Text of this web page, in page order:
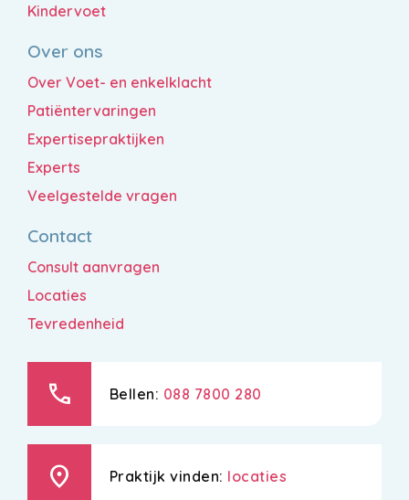
Kindervoet
Over ons
Over Voet- en enkelklacht
Patiëntervaringen
Expertisepraktijken
Experts
Veelgestelde vragen
Contact
Consult aanvragen
Locaties
Tevredenheid
call Bellen: 088 7800 280
location_on Praktijk vinden: locaties